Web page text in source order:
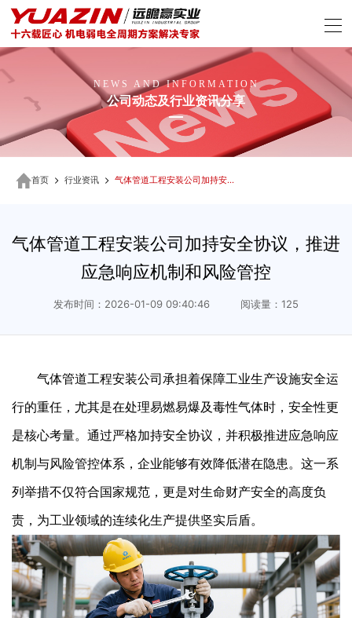
NEWS AND INFORMATION
公司动态及行业资讯分享
首页 行业资讯 气体管道工程安装公司加持安全协议，推进应急响应机制和风险管控
气体管道工程安装公司加持安全协议，推进
应急响应机制和风险管控
发布时间：2026-01-09 09:40:46 阅读量：125
气体管道工程安装公司承担着保障工业生产设施安全运
行的重任，尤其是在处理易燃易爆及毒性气体时，安全性更
是核心考量。通过严格加持安全协议，并积极推进应急响应
机制与风险管控体系，企业能够有效降低潜在隐患。这一系
列举措不仅符合国家规范，更是对生命财产安全的高度负
责，为工业领域的连续化生产提供坚实后盾。